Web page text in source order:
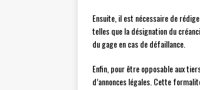
Ensuite, il est nécessaire de
telles que la désignation du
du gage en cas de défaillance.
Enfin, pour être opposable aux
d’annonces légales. Cette